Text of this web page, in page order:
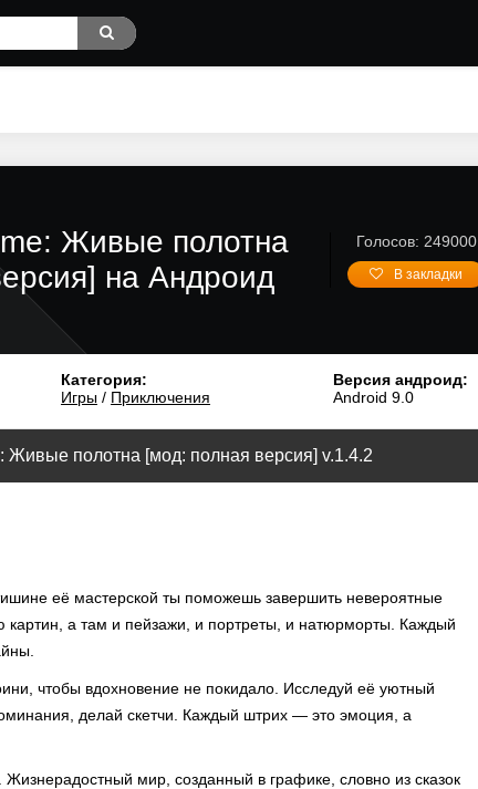
Живые полотна
на Андроид
Голосов: 249000
В закладки
Категория:
Игры / Приключения
Версия андроид:
Android 9.0
Живые полотна [мод: полная версия] v.1.4.2
её мастерской ты поможешь завершить невероятные
картин, а там и пейзажи, и портреты, и натюрморты. Каждый
чтобы вдохновение не покидало. Исследуй её уютный
делай скетчи. Каждый штрих — это эмоция, а
мир, созданный в графике, словно из сказок